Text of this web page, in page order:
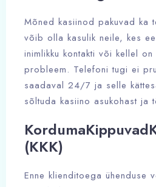
Mõned kasiinod pakuvad ka
võib olla kasulik neile, kes
inimlikku kontakti või kellel
probleem. Telefoni tugi ei
saadaval 24/7 ja selle
sõltuda kasiino asukohast ja
(KKK)
Enne klienditoega ühenduse